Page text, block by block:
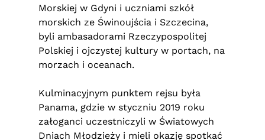
Morskiej w Gdyni i uczniami szkół
morskich ze Świnoujścia i Szczecina,
byli ambasadorami Rzeczypospolitej
Polskiej i ojczystej kultury w portach, na
morzach i oceanach.
Kulminacyjnym punktem rejsu była
Panama, gdzie w styczniu 2019 roku
załoganci uczestniczyli w Światowych
Dniach Młodzieży i mieli okazję spotkać